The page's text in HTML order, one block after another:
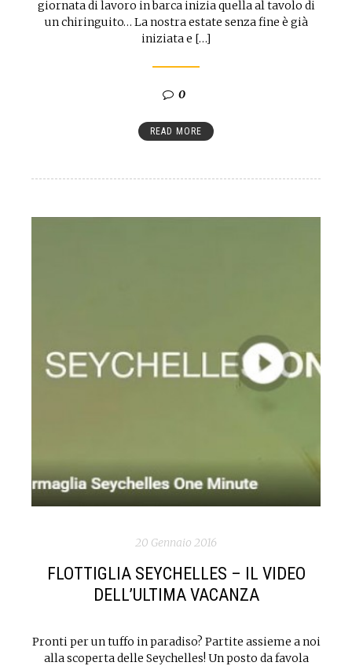
giornata di lavoro in barca inizia quella al tavolo di
un chiringuito… La nostra estate senza fine è già
iniziata e […]
0
READ MORE
20 Gennaio 2016
FLOTTIGLIA SEYCHELLES – IL VIDEO
DELL’ULTIMA VACANZA
Pronti per un tuffo in paradiso? Partite assieme a noi
alla scoperta delle Seychelles! Un posto da favola